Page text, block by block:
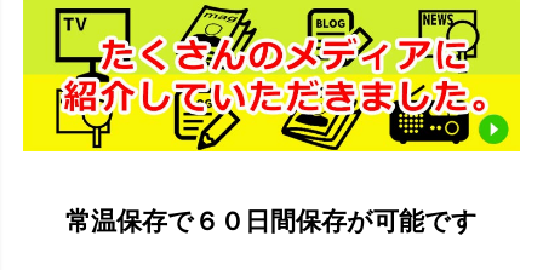
常温保存で６０日間保存が可能です